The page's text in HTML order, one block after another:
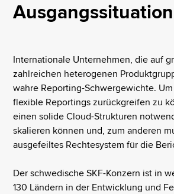
Ausgangssituation
Internationale Unternehmen, die auf
zahlreichen heterogenen
wahre Reporting-Schwergewichte.
flexible Reportings zurückgreifen zu
einen solide Cloud-Strukturen
skalieren können und, zum anderen
ausgefeiltes Rechtesystem für die
Der schwedische SKF-Konzern ist in
130 Ländern in der Entwicklung und